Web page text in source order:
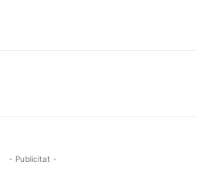
- Publicitat -